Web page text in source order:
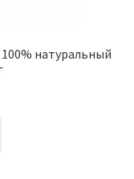
натуральный